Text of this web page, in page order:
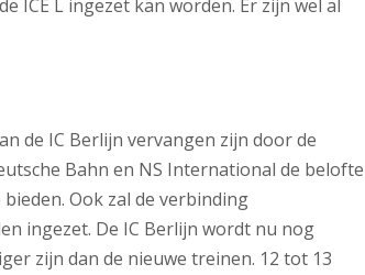
ICE L ingezet kan worden. Er zijn wel al
de IC Berlijn vervangen zijn door de
Bahn en NS International de belofte
Ook zal de verbinding
ingezet. De IC Berlijn wordt nu nog
zijn dan de nieuwe treinen. 12 tot 13